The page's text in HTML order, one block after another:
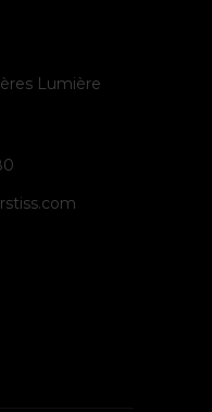
Lumière